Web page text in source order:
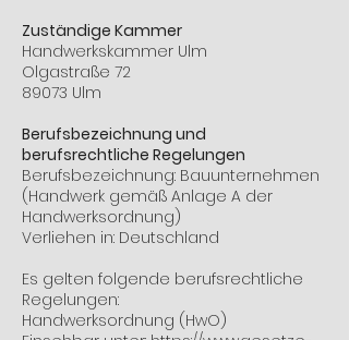
Zuständige Kammer
Handwerkskammer Ulm
Olgastraße 72
89073 Ulm
Berufsbezeichnung und
berufsrechtliche Regelungen
Berufsbezeichnung: Bauunternehmen
(Handwerk gemäß Anlage A der
Handwerksordnung)
Verliehen in: Deutschland
Es gelten folgende berufsrechtliche
Regelungen:
Handwerksordnung (HwO)